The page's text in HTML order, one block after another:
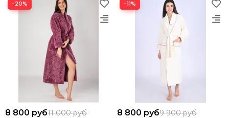
−20%
8 800 руб11 000 руб
−11%
8 800 руб9 900 руб